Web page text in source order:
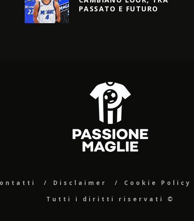
PASSATO E FUTURO
Disclaimer Cookie Policy
Tutti i diritti riservati ©